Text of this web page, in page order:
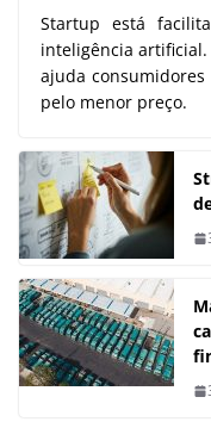
Startup está
inteligência
ajuda
pelo menor preço.